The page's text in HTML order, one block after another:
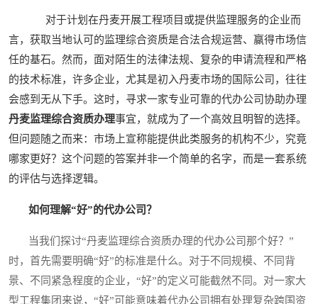
对于计划在丹麦开展工程项目或提供监理服务的企业而
言，获取当地认可的监理综合资质是合法合规运营、赢得市场信
任的基石。然而，面对陌生的法律法规、复杂的申请流程和严格
的技术标准，许多企业，尤其是初入丹麦市场的国际公司，往往
会感到无从下手。这时，寻求一家专业可靠的代办公司协助办理
丹麦监理综合资质办理事宜，就成为了一个高效且明智的选择。
但问题随之而来：市场上宣称能提供此类服务的机构不少，究竟
哪家更好？这个问题的答案并非一个简单的名字，而是一套系统
的评估与选择逻辑。
如何理解“好”的代办公司？
当我们探讨“丹麦监理综合资质办理的代办公司那个好？”
时，首先需要明确“好”的标准是什么。对于不同规模、不同背
景、不同紧急程度的企业，“好”的定义可能截然不同。对一家大
型工程集团来说，“好”可能意味着代办公司拥有处理复杂跨国资